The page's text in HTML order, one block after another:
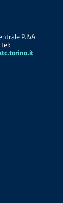
P.IVA